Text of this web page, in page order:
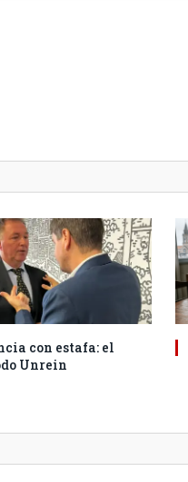
con estafa: el
Unrein